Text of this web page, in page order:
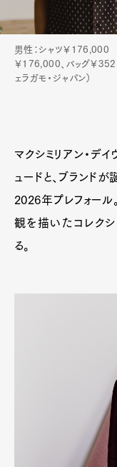
男性：シャツ￥176,000
￥176,000、バッグ￥
ェラガモ・ジャパン）
マクシミリアン・デ
ュードと、ブランド
2026年プレフォール
観を描いたコレクシ
る。